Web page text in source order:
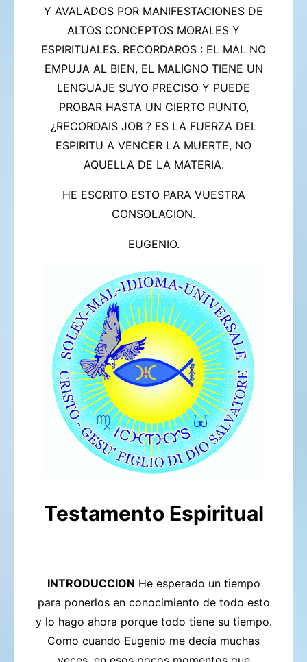
Y AVALADOS POR MANIFESTACIONES DE
ALTOS CONCEPTOS MORALES Y
ESPIRITUALES. RECORDAROS : EL MAL NO
EMPUJA AL BIEN, EL MALIGNO TIENE UN
LENGUAJE SUYO PRECISO Y PUEDE
PROBAR HASTA UN CIERTO PUNTO,
¿RECORDAIS JOB ? ES LA FUERZA DEL
ESPIRITU A VENCER LA MUERTE, NO
AQUELLA DE LA MATERIA.
HE ESCRITO ESTO PARA VUESTRA
CONSOLACION.
EUGENIO.
Testamento Espiritual
INTRODUCCION He esperado un tiempo
para ponerlos en conocimiento de todo esto
y lo hago ahora porque todo tiene su tiempo.
Como cuando Eugenio me decía muchas